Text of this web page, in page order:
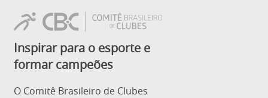
Inspirar para o esporte e
formar campeões
O Comitê Brasileiro de Clubes